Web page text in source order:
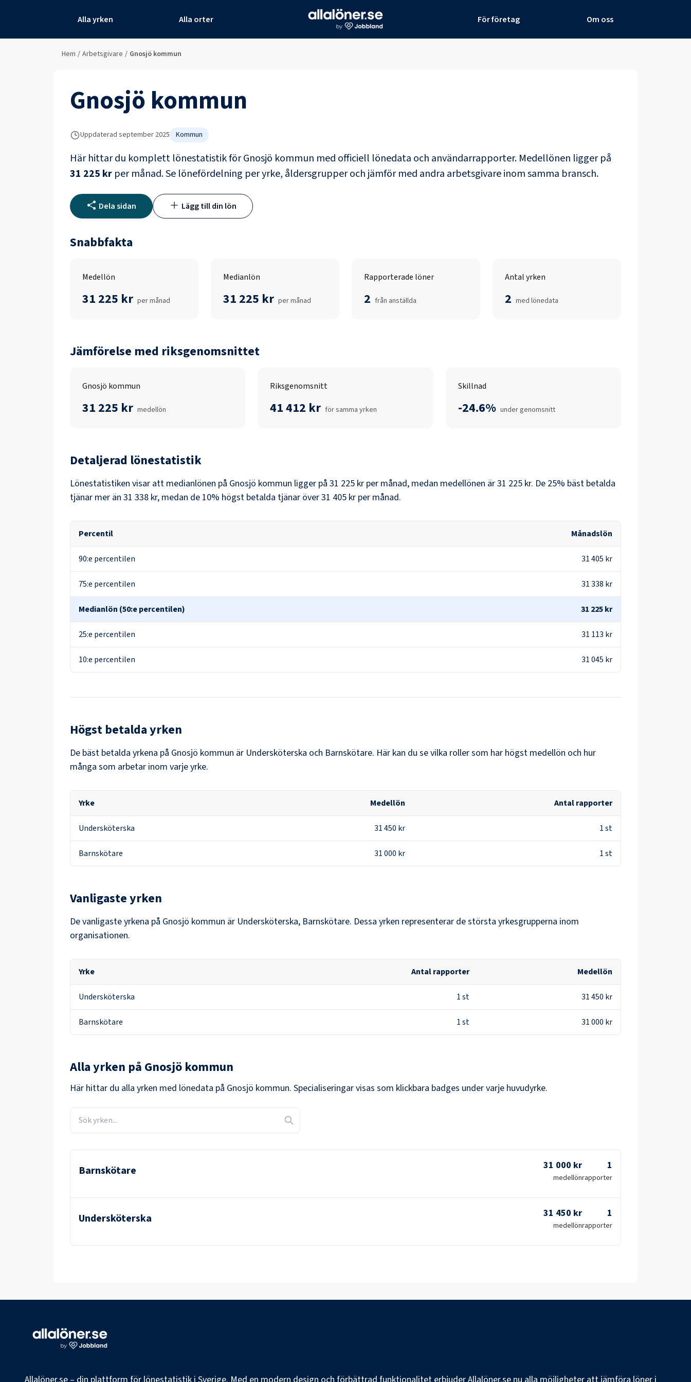
Alla yrken Alla orter För företag Om oss
Hem / Arbetsgivare / Gnosjö kommun
Gnosjö kommun
Uppdaterad september 2025 Kommun
Här hittar du komplett lönestatistik förGnosjö kommun med officiell lönedata och användarrapporter. Medellönen ligger på
31 225 kr per månad.Se lönefördelning per yrke, åldersgrupper och jämför med andra arbetsgivare inom samma bransch.
Dela sidan Lägg till din lön
Snabbfakta
Medellön
31 225 kr per månad
Medianlön
31 225 kr per månad
Rapporterade löner
2 från anställda
Antal yrken
2 med lönedata
Jämförelse med riksgenomsnittet
Gnosjö kommun
31 225 kr medellön
Riksgenomsnitt
41 412 kr för samma yrken
Skillnad
-24.6% under genomsnitt
Detaljerad lönestatistik
Lönestatistiken visar att medianlönen på Gnosjö kommun ligger på 31 225 kr per månad, medan medellönen är31 225 kr. De 25% bäst betalda
tjänar mer än 31 338 kr, medan de 10% högst betalda tjänar över31 405 kr per månad.
Percentil Månadslön
90:e percentilen 31 405 kr
75:e percentilen 31 338 kr
Medianlön (50:e percentilen) 31 225 kr
25:e percentilen 31 113 kr
10:e percentilen 31 045 kr
Högst betalda yrken
De bäst betalda yrkena på Gnosjö kommun är Undersköterska och Barnskötare. Här kan du se vilka roller som har högst medellön och hur
många som arbetar inom varje yrke.
Yrke Medellön Antal rapporter
Undersköterska 31 450 kr 1st
Barnskötare 31 000 kr 1st
Vanligaste yrken
De vanligaste yrkena på Gnosjö kommun är Undersköterska, Barnskötare. Dessa yrken representerar de största yrkesgrupperna inom
organisationen.
Yrke Antal rapporter Medellön
Undersköterska 1st 31 450 kr
Barnskötare 1st 31 000 kr
Alla yrken på Gnosjö kommun
Här hittar du alla yrken med lönedata på Gnosjö kommun. Specialiseringar visas som klickbara badges under varje huvudyrke.
Barnskötare 31 000 kr
medellön
1
rapporter
Undersköterska 31 450 kr
medellön
1
rapporter